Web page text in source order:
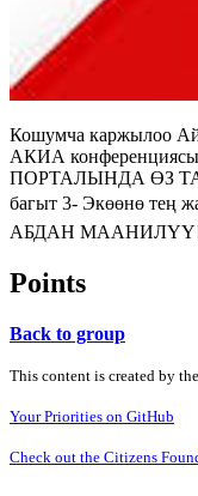
Кошумча каржылоо
АКИА
ПОРТАЛЫНДА ӨЗ
багыт 3- Экөөнө тең
АБДАН
Points
Back to group
This content is created by
Your Priorities on GitHub
Check out the Citizens